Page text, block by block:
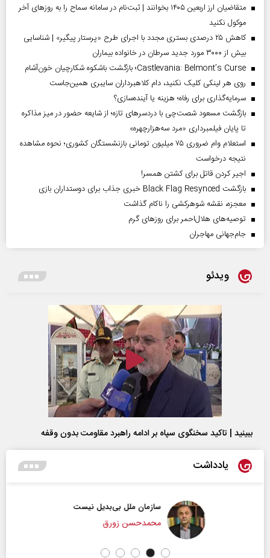
متقاضیان ارز اربعین ۱۴۰۵ بخوانند | ثبت‌نام در سامانه سماح را به روز‌های آخر
موکول نکنید
کاهش ۲۵ درصدی بستری مجدد با اجرای طرح «پرستار پیگیر» | شناسایی
بیش از ۳۰۰۰ مورد جدید سرطان در خانواده بیماران
Castlevania: Belmont’s Curse؛ بازگشت باشکوه شکارچیان خون‌آشام
روی هر لینکی کلیک نکنید، دام کلاهبرداران سایبری همین‌جاست
سرمایه‌گذاری برای رفاه؛ هزینه یا آینده‌سازی؟
بازگشت مسعود شصت‌چی با دردسر‌های تازه؛ از شایعه حضور در میز مذاکره
تا پایان فیلمبرداری «مرد سه‌هزارچهره»
استعلام وام ضروری ۷۵ میلیون تومانی بازنشستگان کشوری؛ نحوه مشاهده
نتیجه درخواست
اجیر کردن قاتل برای کشتن همسر!
بازگشت Black Flag Resynced خبری جذاب برای دوستداران بازی
معجزه، نقشه شوهرکشی را ناکام گذاشت
توصیه‌های هلال‌احمر برای روز‌های گرم
جام‌جهانی مهاجران
ویدئو
ببینید | تاکید سخنگوی سپاه بر ادامه راهبرد مقاومت بدون وقفه
یادداشت
سازمان ملل بی‌بدیل نیست
محمدحسن زورق